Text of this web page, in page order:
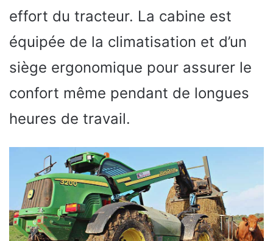
effort du tracteur. La cabine est
équipée de la climatisation et d’un
siège ergonomique pour assurer le
confort même pendant de longues
heures de travail.